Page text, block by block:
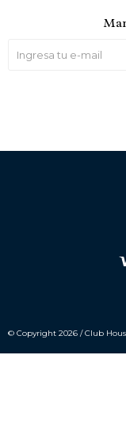
© Copyright 2026 / Club